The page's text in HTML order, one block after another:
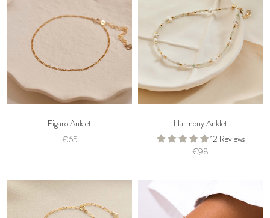
Figaro Anklet
€65
Harmony Anklet
12 Reviews
€98